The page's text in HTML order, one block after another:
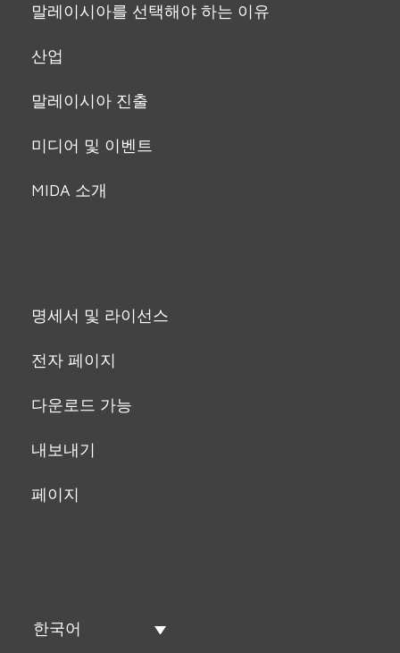
말레이시아를 선택해야 하는 이유
산업
말레이시아 진출
미디어 및 이벤트
MIDA 소개
명세서 및 라이선스
전자 페이지
다운로드 가능
내보내기
페이지
한국어